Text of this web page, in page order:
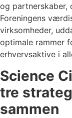
og partnerskaber,
Foreningens
virksomheder,
optimale rammer
erhvervsaktive i
Science
tre
sammen